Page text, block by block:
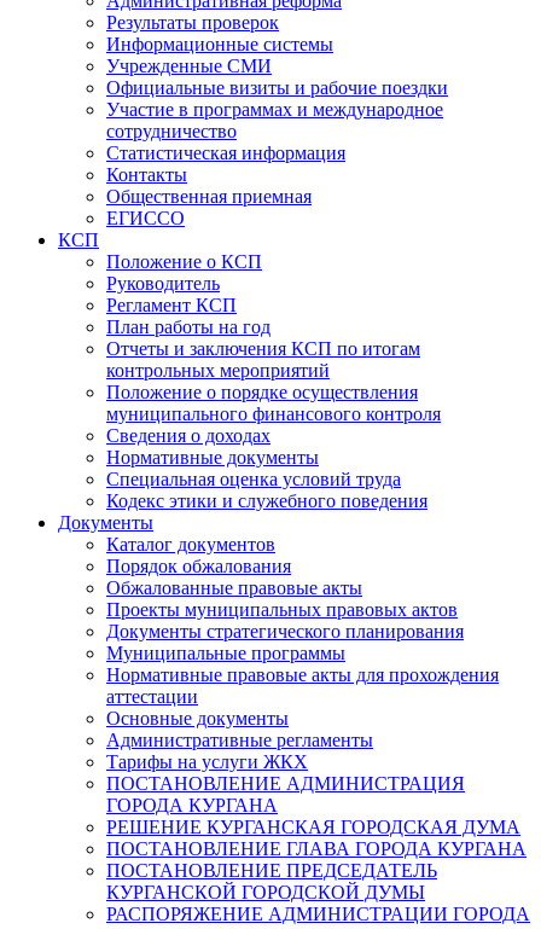
Результаты проверок
Информационные системы
Учрежденные СМИ
Официальные визиты и рабочие поездки
Участие в программах и международное
сотрудничество
Статистическая информация
Контакты
Общественная приемная
ЕГИССО
КСП
Положение о КСП
Руководитель
Регламент КСП
План работы на год
Отчеты и заключения КСП по итогам
контрольных мероприятий
Положение о порядке осуществления
муниципального финансового контроля
Сведения о доходах
Нормативные документы
Специальная оценка условий труда
Кодекс этики и служебного поведения
Документы
Каталог документов
Порядок обжалования
Обжалованные правовые акты
Проекты муниципальных правовых актов
Документы стратегического планирования
Муниципальные программы
Нормативные правовые акты для прохождения
аттестации
Основные документы
Административные регламенты
Тарифы на услуги ЖКХ
ПОСТАНОВЛЕНИЕ АДМИНИСТРАЦИЯ
ГОРОДА КУРГАНА
РЕШЕНИЕ КУРГАНСКАЯ ГОРОДСКАЯ ДУМА
ПОСТАНОВЛЕНИЕ ГЛАВА ГОРОДА КУРГАНА
ПОСТАНОВЛЕНИЕ ПРЕДСЕДАТЕЛЬ
КУРГАНСКОЙ ГОРОДСКОЙ ДУМЫ
РАСПОРЯЖЕНИЕ АДМИНИСТРАЦИИ ГОРОДА